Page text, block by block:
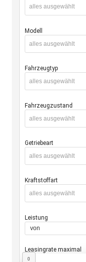
alles ausgewählt
Modell
alles ausgewählt
Fahrzeugtyp
alles ausgewählt
Fahrzeugzustand
alles ausgewählt
Getriebeart
alles ausgewählt
Kraftstoffart
alles ausgewählt
Leistung
Leasingrate maximal
0